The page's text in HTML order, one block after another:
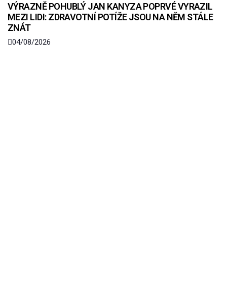
VÝRAZNĚ POHUBLÝ JAN KANYZA POPRVÉ VYRAZIL
MEZI LIDI: ZDRAVOTNÍ POTÍŽE JSOU NA NĚM STÁLE
ZNÁT
04/08/2026